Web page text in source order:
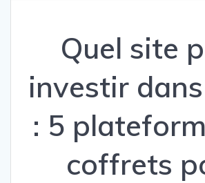
Quel site
investir
: 5
coffrets